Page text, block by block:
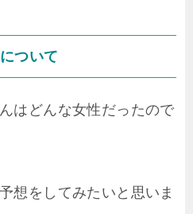
ついて
はどんな女性だったので
想をしてみたいと思いま